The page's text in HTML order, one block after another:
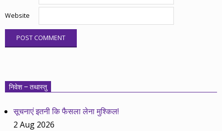
Website
निवेश – तथास्तु
सूचनाएं इतनी कि फैसला लेना मुश्किल!
2 Aug 2026